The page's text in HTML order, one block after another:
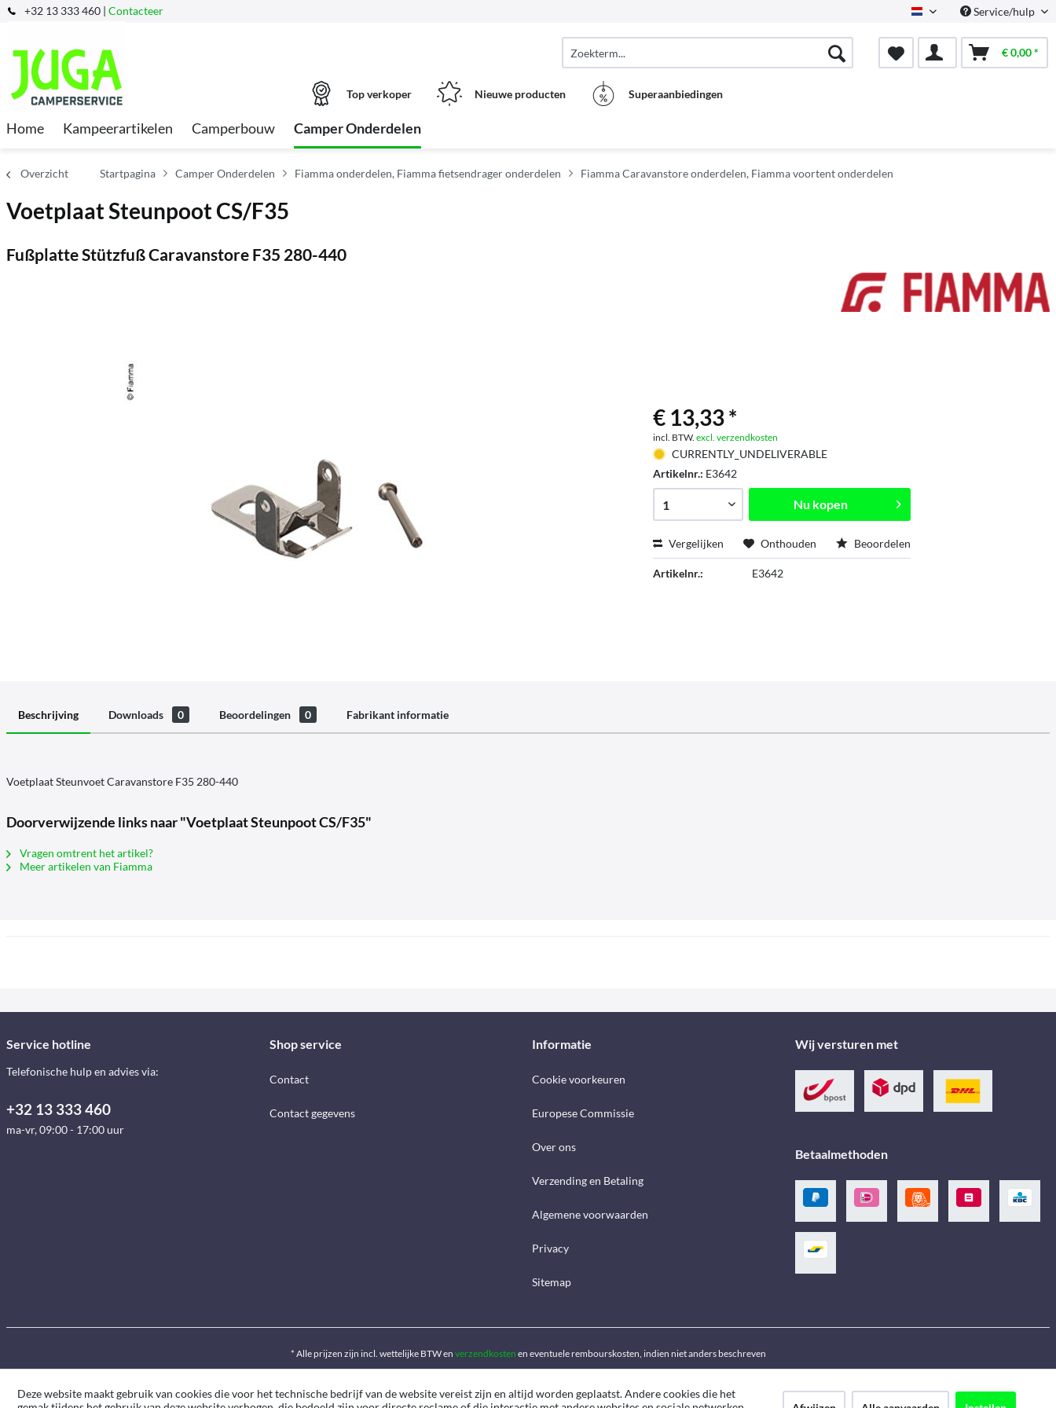
+32 13 333 460 | Contacteer Dutch Service/hulp
€ 0,00 *
Top verkoper Nieuwe producten Superaanbiedingen
Home Kampeerartikelen Camperbouw Camper Onderdelen
Overzicht Startpagina Camper Onderdelen Fiamma onderdelen, Fiamma fietsendrager onderdelen Fiamma Caravanstore onderdelen, Fiamma voortent onderdelen
Voetplaat Steunpoot CS/F35
Fußplatte Stützfuß Caravanstore F35 280-440
€ 13,33 *
incl. BTW.excl. verzendkosten
CURRENTLY_UNDELIVERABLE
Artikelnr.: E3642
Nu kopen
Vergelijken Onthouden Beoordelen
Artikelnr.: E3642
Beschrijving Downloads 0 Beoordelingen 0 Fabrikant informatie
Voetplaat Steunvoet Caravanstore F35 280-440
Doorverwijzende links naar "Voetplaat Steunpoot CS/F35"
Vragen omtrent het artikel?
Meer artikelen van Fiamma
Service hotline
Telefonische hulp en advies via:
+32 13 333 460
ma-vr, 09:00 - 17:00 uur
Shop service
Contact
Contact gegevens
Informatie
Cookie voorkeuren
Europese Commissie
Over ons
Verzending en Betaling
Algemene voorwaarden
Privacy
Sitemap
Wij versturen met
Betaalmethoden
* Alle prijzen zijn incl. wettelijke BTW en verzendkosten en eventuele rembourskosten, indien niet anders beschreven
Deze website maakt gebruik van cookies die voor het technische bedrijf van de website vereist zijn en altijd worden geplaatst. Andere cookies die het